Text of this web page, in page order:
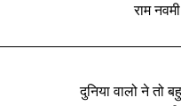
राम
दुनिया वालो ने तो